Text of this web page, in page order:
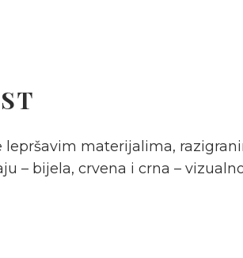
materijalima,
– bijela, crvena i crna –